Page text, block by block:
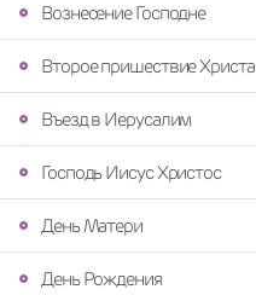
Вознесение Господне
Второе пришествие Христа
Въезд в Иерусалим
Господь Иисус Христос
День Матери
День Рождения